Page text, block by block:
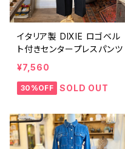
イタリア製 DIXIE ロゴベル
ト付きセンタープレスパンツ
¥7,560
30%OFF SOLD OUT